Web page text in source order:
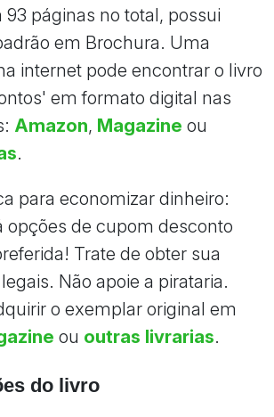
páginas no total, possui
em Brochura. Uma
internet pode encontrar o livro
em formato digital nas
Amazon, Magazine ou
.
para economizar dinheiro:
opções de cupom desconto
Trate de obter sua
Não apoie a pirataria.
o exemplar original em
ou outras livrarias.
do livro